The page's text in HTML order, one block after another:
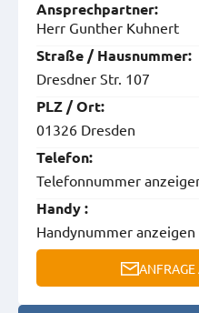
Ansprech­partner:
Herr Gunther Kuhnert
Straße / Hausnummer:
Dresdner Str. 107
PLZ / Ort:
01326 Dresden
Telefon:
Telefonnummer
Handy :
Handynummer anzeigen
ANFRAGE